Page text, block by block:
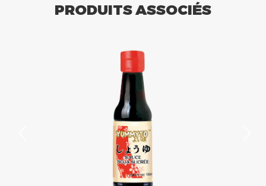
PRODUITS ASSOCIÉS